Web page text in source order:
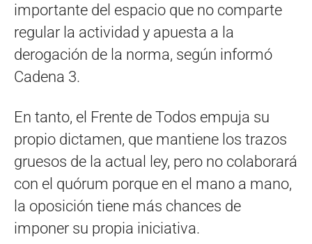
importante del espacio que no comparte
regular la actividad y apuesta a la
derogación de la norma, según informó
Cadena 3.
En tanto, el Frente de Todos empuja su
propio dictamen, que mantiene los trazos
gruesos de la actual ley, pero no colaborará
con el quórum porque en el mano a mano,
la oposición tiene más chances de
imponer su propia iniciativa.